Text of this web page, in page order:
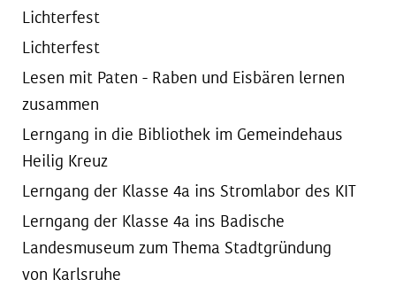
Lichterfest
Lichterfest
Lesen mit Paten - Raben und Eisbären lernen
zusammen
Lerngang in die Bibliothek im Gemeindehaus
Heilig Kreuz
Lerngang der Klasse 4a ins Stromlabor des KIT
Lerngang der Klasse 4a ins Badische
Landesmuseum zum Thema Stadtgründung
von Karlsruhe